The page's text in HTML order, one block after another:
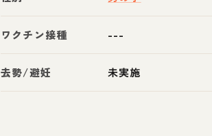
ワクチン接種 ---
去勢/避妊 未実施